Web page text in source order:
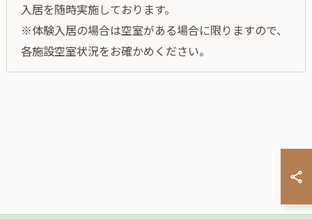
入居を随時実施しております。
※体験入居の場合は空室がある場合に限りますので、
各施設空室状況をお確かめください。